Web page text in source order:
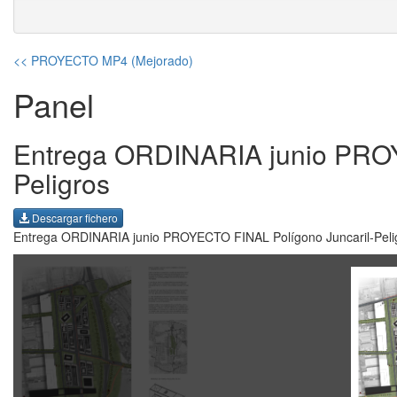
<< PROYECTO MP4 (Mejorado)
Panel
Entrega ORDINARIA junio
Peligros
Descargar fichero
Entrega ORDINARIA junio PROYECTO FINAL Polígono